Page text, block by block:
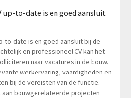
up-to-date is en goed aansluit
to-date is en goed aansluit bij de
en professioneel CV kan het
naar vacatures in de bouw.
werkervaring, vaardigheden en
bij de vereisten van de functie.
aan bouwgerelateerde projecten